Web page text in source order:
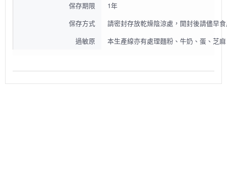
保存期限
1年
保存方式
請密封存放乾燥陰涼處，開封後請儘早
過敏原
本生產線亦有處理麵粉、牛奶、蛋、芝